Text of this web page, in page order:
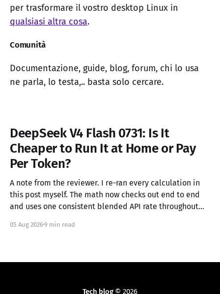
per trasformare il vostro desktop Linux in
qualsiasi altra cosa.
Comunità
Documentazione, guide, blog, forum, chi lo usa
ne parla, lo testa,.. basta solo cercare.
DeepSeek V4 Flash 0731: Is It
Cheaper to Run It at Home or Pay
Per Token?
A note from the reviewer. I re-ran every calculation in
this post myself. The math now checks out end to end
and uses one consistent blended API rate throughout
claims like the model specs, API pricing, Unsloth's GGUF
05 Aug 20269 min read
Tech blog© 2026